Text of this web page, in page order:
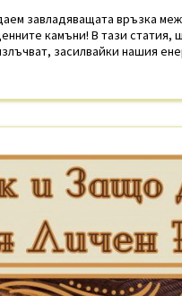
завладяващата връзка
камъни! В тази статия,
засилвайки нашия